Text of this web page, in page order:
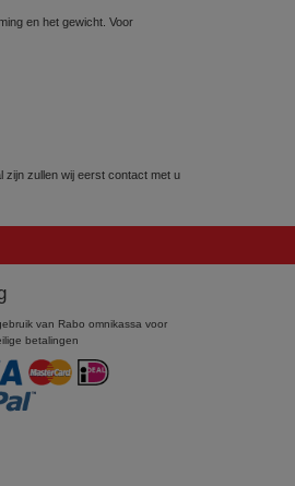
en het gewicht. Voor
zullen wij eerst contact met u
van Rabo omnikassa voor
betalingen